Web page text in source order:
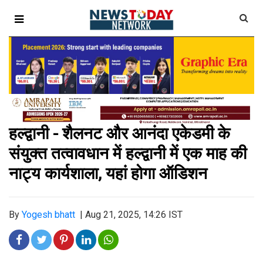
हल्द्वानी - शैलनट और आनंदा एकेडमी के
संयुक्त तत्वावधान में हल्द्वानी में एक माह की
नाट्य कार्यशाला, यहां होगा ऑडिशन
By Yogesh bhatt Aug 21, 2025, 14:26 IST